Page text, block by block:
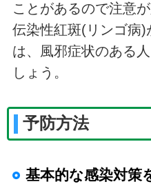
ことがあるので注意
伝染性紅斑(リンゴ病)
は、風邪症状のある
しょう。
予防方法
基本的な感染対策